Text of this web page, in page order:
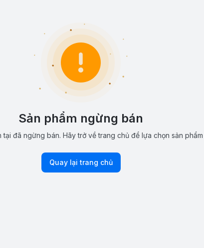
Sản phẩm ngừng bán
tại đã ngừng bán. Hãy trở về trang chủ để lựa chọn sản
Quay lại trang chủ